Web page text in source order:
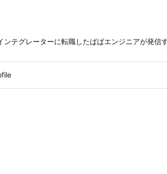
テグレーターに転職したぱぱエンジニアが発信